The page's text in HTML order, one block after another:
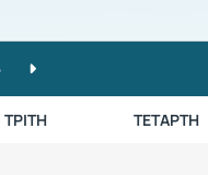
ΤΡΊΤΗ ΤΕΤΆΡΤΗ